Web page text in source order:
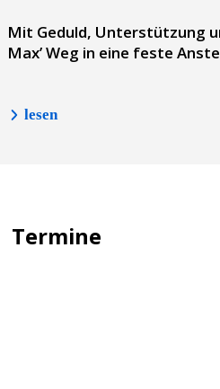
Mit Geduld, Unterstützung
Max’ Weg in eine feste
lesen
Termine